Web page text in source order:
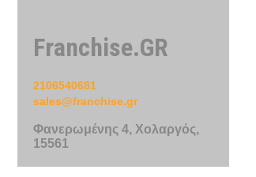
Franchise.GR
2106540681
sales@franchise.gr
Φανερωμένης 4, Χολαργός,
15561